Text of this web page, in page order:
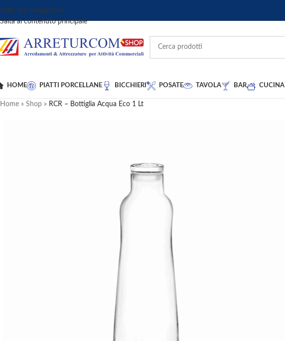
Salta alla navigazione
Salta al contenuto principale
HOME PIATTI PORCELLANE BICCHIERI POSATE TAVOLA BAR CUCINA
Home » Shop » RCR – Bottiglia Acqua Eco 1 Lt